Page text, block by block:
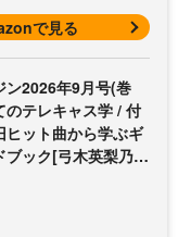
で見る
ン2026年9月号(巻
のテレキャス学 / 付
ヒット曲から学ぶギ
ブック[弓木英梨乃の